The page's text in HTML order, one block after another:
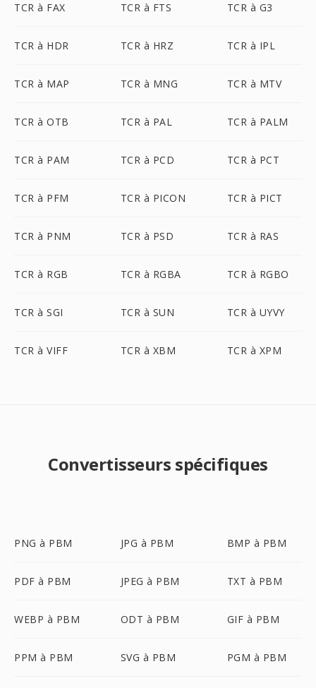
TCR à FAX TCR à FTS TCR à G3
TCR à HDR TCR à HRZ TCR à IPL
TCR à MAP TCR à MNG TCR à MTV
TCR à OTB TCR à PAL TCR à PALM
TCR à PAM TCR à PCD TCR à PCT
TCR à PFM TCR à PICON TCR à PICT
TCR à PNM TCR à PSD TCR à RAS
TCR à RGB TCR à RGBA TCR à RGBO
TCR à SGI TCR à SUN TCR à UYVY
TCR à VIFF TCR à XBM TCR à XPM
Convertisseurs spécifiques
PNG à PBM JPG à PBM BMP à PBM
PDF à PBM JPEG à PBM TXT à PBM
WEBP à PBM ODT à PBM GIF à PBM
PPM à PBM SVG à PBM PGM à PBM